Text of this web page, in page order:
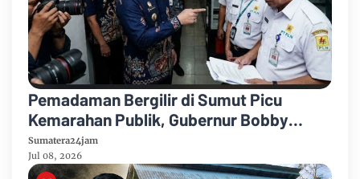
Pemadaman Bergilir di Sumut Picu
Kemarahan Publik, Gubernur Bobby
Nasution Desak PLN Perbaiki Komunikasi
dan Penuhi Hak Pelanggan
Sumatera24jam
Jul 08, 2026